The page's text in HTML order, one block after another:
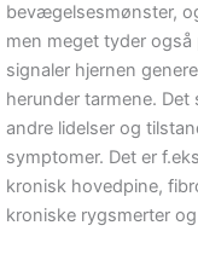
bevægelsesmønster,
men meget tyder
signaler hjernen
herunder tarmene.
andre lidelser og
symptomer. Det er
kronisk hovedpine,
kroniske rygsmerter